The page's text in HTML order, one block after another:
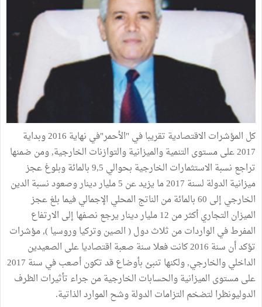
كل المؤشرات الاقتصادية تقريبا في "الأحمر"في نهاية 2016 وبداية
2017 على مستوى التنمية والميزانية والتوازنات الخارجية, ومن ضمنها
تراجع نسبة الاستثمارات الخارجية بحوالي 9,5 بالمائة وبلوغ عجز
ميزانية الدولة لسنة 2017 ما يزيد عن 5 مليار دينار وصعود نسبة الدين
الخارجي إلى 60 بالمائة من الناتج المحلي الإجمالي فيما بلغ عجز
الميزان التجاري أكثر من 12 مليار دينار يرجع نصفها إلى الارتفاع
المفرط في الواردات من ثلاث دول ( الصين وتركيا وروسيا ), مؤشرات
تؤكد أن سنة 2016 كانت فعلا سنة صعبة اقتصاديا على الصعيدين
الداخلي والخارجي, ولكنها تنبئ بأوضاع قد تكون أصعب في سنة 2017
على مستوى الميزانية والحسابات الخارجية من جراء تأثيرات الظرف
الدوليونظرا لتضخم التزامات الدولة وشح الموارد الذاتية.